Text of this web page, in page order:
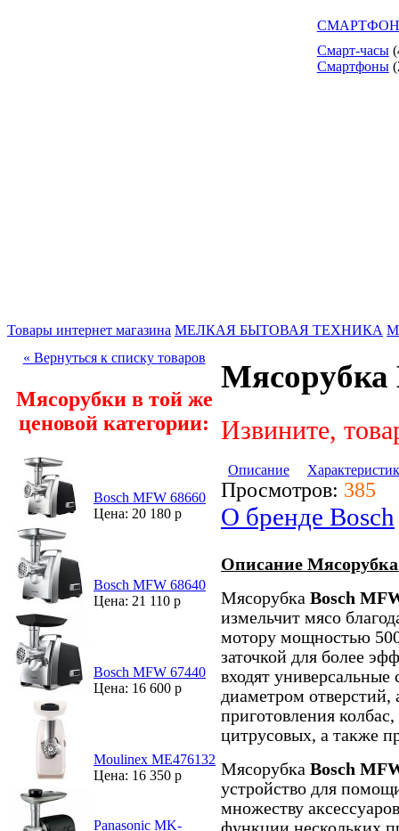
Смарт-часы
Смартфоны
Товары интернет магазина МЕЛКАЯ БЫТОВАЯ ТЕХНИКА
« Вернуться к списку товаров
Мясорубки в той же
ценовой категории:
Bosch MFW 68660
Цена: 20 180 р
Bosch MFW 68640
Цена: 21 110 р
Bosch MFW 67440
Цена: 16 600 р
Moulinex ME476132
Цена: 16 350 р
Panasonic MK-
Мясорубка
Извините,
Описание
Просмотров: 385
О бренде Bosch
Описание
Мясорубка Bosch
измельчит мясо
мотору мощностью
заточкой для более
входят
диаметром отверстий,
приготовления
цитрусовых, а также
Мясорубка Bosch
устройство для
множеству